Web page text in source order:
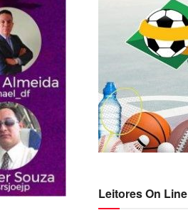
Leitores On Line